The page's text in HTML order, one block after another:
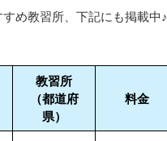
め教習所、下記にも掲載中♪
教習所
（都道府
県）
料金